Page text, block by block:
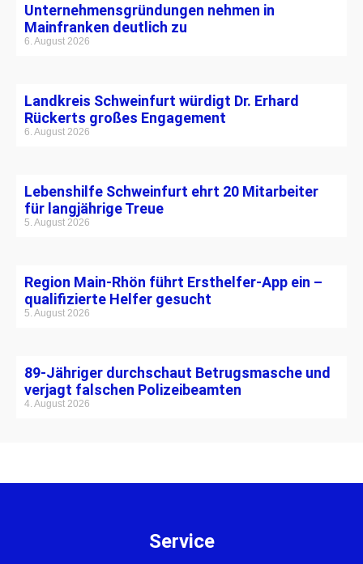
Unternehmensgründungen nehmen in
Mainfranken deutlich zu
6. August 2026
Landkreis Schweinfurt würdigt Dr. Erhard
Rückerts großes Engagement
6. August 2026
Lebenshilfe Schweinfurt ehrt 20 Mitarbeiter
für langjährige Treue
5. August 2026
Region Main-Rhön führt Ersthelfer-App ein –
qualifizierte Helfer gesucht
5. August 2026
89-Jähriger durchschaut Betrugsmasche und
verjagt falschen Polizeibeamten
4. August 2026
Service